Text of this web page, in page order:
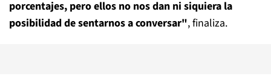
porcentajes, pero ellos no nos dan ni siquiera la
posibilidad de sentarnos a conversar", finaliza.